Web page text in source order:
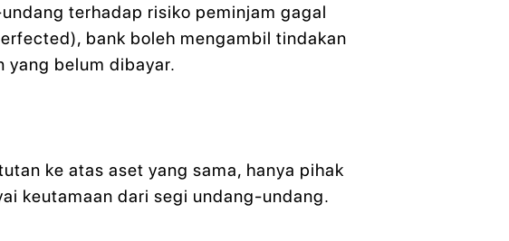
terhadap risiko peminjam gagal
bank boleh mengambil tindakan
yang belum dibayar.
ke atas aset yang sama, hanya pihak
keutamaan dari segi undang-undang.